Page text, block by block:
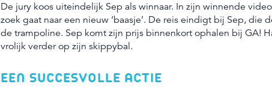
De jury koos uiteindelijk Sep als winnaar. In zijn winnende
zoek gaat naar een nieuw ‘baasje’. De reis eindigt bij Sep, die
de trampoline. Sep komt zijn prijs binnenkort ophalen bij GA!
vrolijk verder op zijn skippybal.
EEN SUCCESVOLLE ACTIE